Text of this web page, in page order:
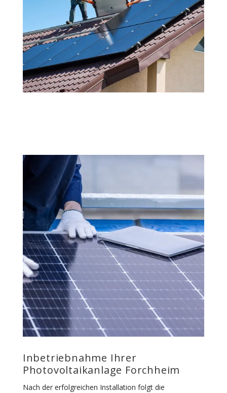
Inbetriebnahme Ihrer
Photovoltaikanlage Forchheim
Nach der erfolgreichen Installation folgt die